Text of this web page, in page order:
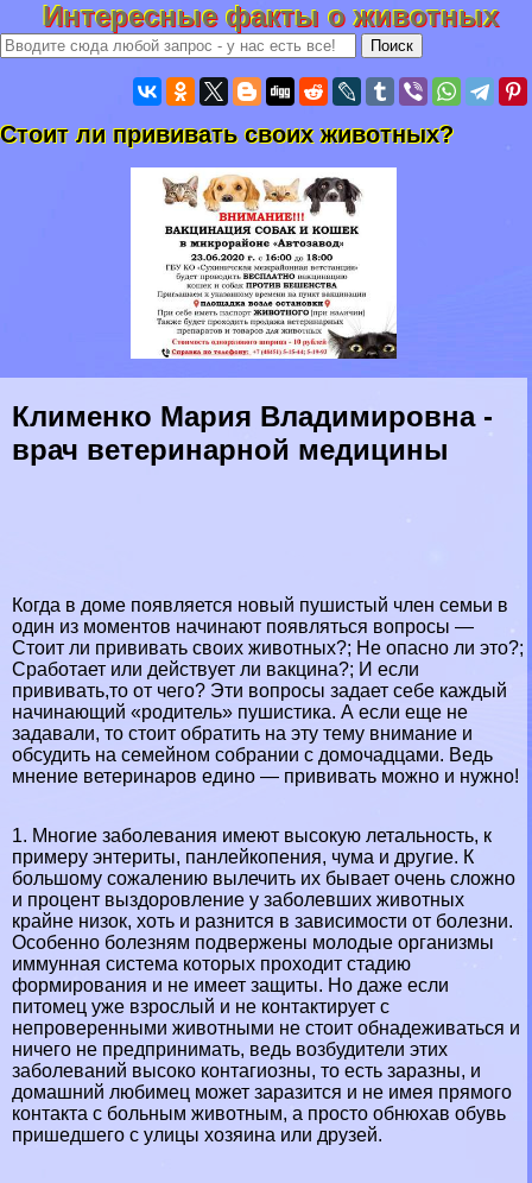
Интересные факты о животных
Стоит ли прививать своих животных?
Клименко Мария Владимировна -
врач ветеринарной медицины
Когда в доме появляется новый пушистый члeн семьи в
один из моментов начинают появляться вопросы —
Стоит ли прививать своих животных?; Не опасно ли это?;
Сработает или действует ли вакцина?; И если
прививать,то от чего? Эти вопросы задает себе каждый
начинающий «родитель» пушистика. А если еще не
задавали, то стоит обратить на эту тему внимание и
обсудить на семейном собрании с домочадцами. Ведь
мнение ветеринаров едино — прививать можно и нужно!
1. Многие заболевания имеют высокую летальность, к
примеру энтериты, панлейкопения, чума и другие. К
большому сожалению вылечить их бывает очень сложно
и процент выздоровление у заболевших животных
крайне низок, хоть и разнится в зависимости от болезни.
Особенно болезням подвержены молодые организмы
иммунная система которых проходит стадию
формирования и не имеет защиты. Но даже если
питомец уже взрослый и не контактирует с
непроверенными животными не стоит обнадеживаться и
ничего не предпринимать, ведь возбудители этих
заболеваний высоко контагиозны, то есть заразны, и
домашний любимец может заразится и не имея прямого
контакта с больным животным, а просто обнюхав обувь
пришедшего с улицы хозяина или друзей.